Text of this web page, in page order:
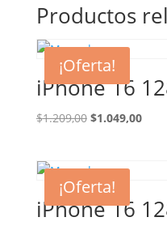
Productos
¡Oferta!
iPhone 16
$1.209,00 El
era:
$1.209,00.
$1.049,00El
¡Oferta!
iPhone 16